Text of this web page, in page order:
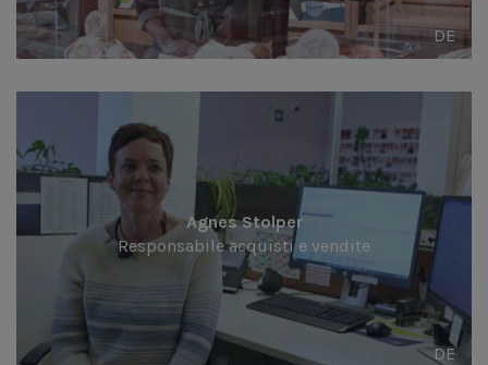
DE
Agnes Stolper
Responsabile acquisti e vendite
DE